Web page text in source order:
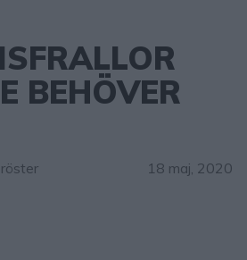
BEHÖVER
18 maj, 2020